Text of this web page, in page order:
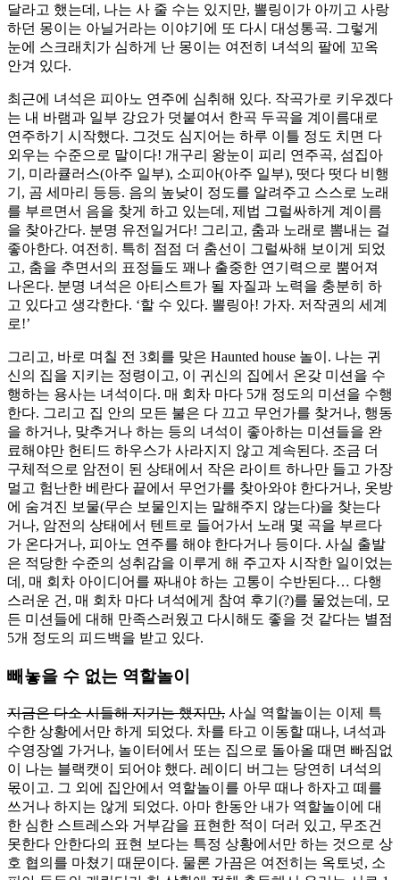
달라고 했는데, 나는 사 줄 수는 있지만, 뽈링이가 아끼고 사랑
하던 몽이는 아닐거라는 이야기에 또 다시 대성통곡. 그렇게
눈에 스크래치가 심하게 난 몽이는 여전히 녀석의 팔에 꼬옥
안겨 있다.
최근에 녀석은 피아노 연주에 심취해 있다. 작곡가로 키우겠다
는 내 바램과 일부 강요가 덧붙여서 한곡 두곡을 계이름대로
연주하기 시작했다. 그것도 심지어는 하루 이틀 정도 치면 다
외우는 수준으로 말이다! 개구리 왕눈이 피리 연주곡, 섬집아
기, 미라큘러스(아주 일부), 소피아(아주 일부), 떳다 떳다 비행
기, 곰 세마리 등등. 음의 높낮이 정도를 알려주고 스스로 노래
를 부르면서 음을 찾게 하고 있는데, 제법 그럴싸하게 계이름
을 찾아간다. 분명 유전일거다! 그리고, 춤과 노래로 뽐내는 걸
좋아한다. 여전히. 특히 점점 더 춤선이 그럴싸해 보이게 되었
고, 춤을 추면서의 표정들도 꽤나 출중한 연기력으로 뿜어져
나온다. 분명 녀석은 아티스트가 될 자질과 노력을 충분히 하
고 있다고 생각한다. ‘할 수 있다. 뽈링아! 가자. 저작권의 세계
로!’
그리고, 바로 며칠 전 3회를 맞은 Haunted house 놀이. 나는 귀
신의 집을 지키는 정령이고, 이 귀신의 집에서 온갖 미션을 수
행하는 용사는 녀석이다. 매 회차 마다 5개 정도의 미션을 수행
한다. 그리고 집 안의 모든 불은 다 끄고 무언가를 찾거나, 행동
을 하거나, 맞추거나 하는 등의 녀석이 좋아하는 미션들을 완
료해야만 헌티드 하우스가 사라지지 않고 계속된다. 조금 더
구체적으로 암전이 된 상태에서 작은 라이트 하나만 들고 가장
멀고 험난한 베란다 끝에서 무언가를 찾아와야 한다거나, 옷방
에 숨겨진 보물(무슨 보물인지는 말해주지 않는다)을 찾는다
거나, 암전의 상태에서 텐트로 들어가서 노래 몇 곡을 부르다
가 온다거나, 피아노 연주를 해야 한다거나 등이다. 사실 출발
은 적당한 수준의 성취감을 이루게 해 주고자 시작한 일이었는
데, 매 회차 아이디어를 짜내야 하는 고통이 수반된다… 다행
스러운 건, 매 회차 마다 녀석에게 참여 후기(?)를 물었는데, 모
든 미션들에 대해 만족스러웠고 다시해도 좋을 것 같다는 별점
5개 정도의 피드백을 받고 있다.
빼놓을 수 없는 역할놀이
지금은 다소 시들해 지기는 했지만, 사실 역할놀이는 이제 특
수한 상황에서만 하게 되었다. 차를 타고 이동할 때나, 녀석과
수영장엘 가거나, 놀이터에서 또는 집으로 돌아올 때면 빠짐없
이 나는 블랙캣이 되어야 했다. 레이디 버그는 당연히 녀석의
몫이고. 그 외에 집안에서 역할놀이를 아무 때나 하자고 떼를
쓰거나 하지는 않게 되었다. 아마 한동안 내가 역할놀이에 대
한 심한 스트레스와 거부감을 표현한 적이 더러 있고, 무조건
못한다 안한다의 표현 보다는 특정 상황에서만 하는 것으로 상
호 협의를 마쳤기 때문이다. 물론 가끔은 여전히는 옥토넛, 소